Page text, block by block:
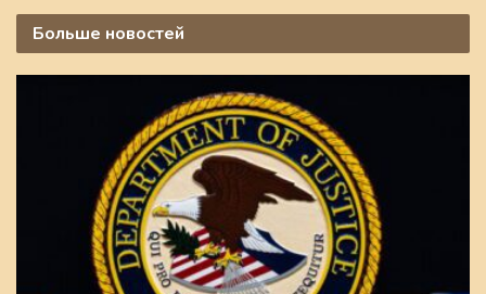
Больше новостей